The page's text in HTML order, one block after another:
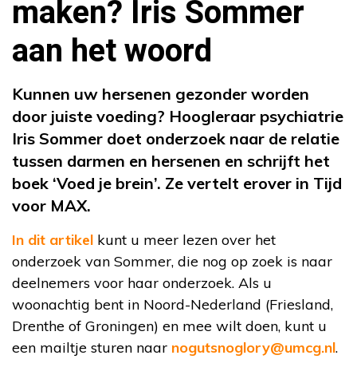
maken? Iris Sommer
aan het woord
Kunnen uw hersenen gezonder worden
door juiste voeding? Hoogleraar psychiatrie
Iris Sommer doet onderzoek naar de relatie
tussen darmen en hersenen en schrijft het
boek ‘Voed je brein’. Ze vertelt erover in Tijd
voor MAX.
In dit artikel kunt u meer lezen over het
onderzoek van Sommer, die nog op zoek is naar
deelnemers voor haar onderzoek. Als u
woonachtig bent in Noord-Nederland (Friesland,
Drenthe of Groningen) en mee wilt doen, kunt u
een mailtje sturen naar nogutsnoglory@umcg.nl.